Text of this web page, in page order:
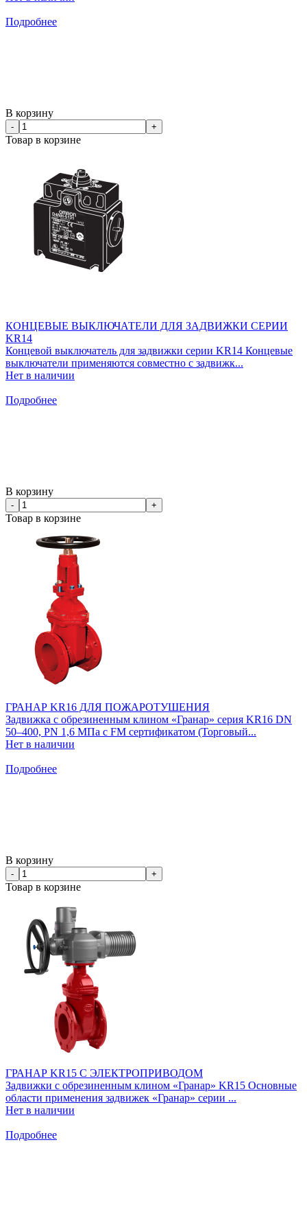
Подробнее
В корзину
- +
Товар в корзине
КОНЦЕВЫЕ ВЫКЛЮЧАТЕЛИ ДЛЯ ЗАДВИЖКИ СЕРИИ
KR14
Концевой выключатель для задвижки серии KR14 Концевые
выключатели применяются совместно с задвижк...
Нет в наличии
Подробнее
В корзину
- +
Товар в корзине
ГРАНАР KR16 ДЛЯ ПОЖАРОТУШЕНИЯ
Задвижка с обрезиненным клином «Гранар» серия KR16 DN
50–400, PN 1,6 МПа c FM cертификатом (Торговый...
Нет в наличии
Подробнее
В корзину
- +
Товар в корзине
ГРАНАР KR15 С ЭЛЕКТРОПРИВОДОМ
Задвижки с обрезиненным клином «Гранар» KR15 Основные
области применения задвижек «Гранар» серии ...
Нет в наличии
Подробнее